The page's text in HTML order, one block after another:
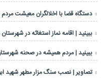
دستگاه قضا با اخلالگران معیشت
ببینید | اقامه نماز استغاثه در شهرستان
ببینید | مردم همیشه در صحنه
تصاویر | نصب سنگ مزار مطهر شهید